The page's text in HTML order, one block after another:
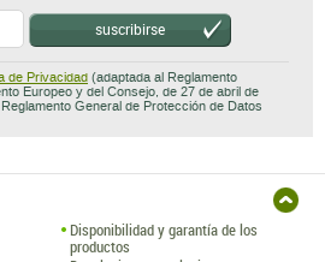
suscribirse
de Privacidad (adaptada al Reglamento
Europeo y del Consejo, de 27 de abril de
General de Protección de Datos
Disponibilidad y garantía de los
productos